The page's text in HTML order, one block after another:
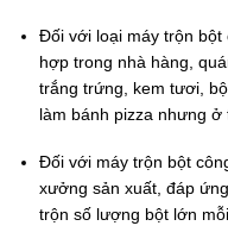
Đối với loại máy trộn bột
hợp trong nhà hàng,
trắng trứng, kem tươi,
làm bánh pizza nhưng ở
Đối với máy trộn bột
xưởng sản xuất, đáp
trộn số lượng bột lớn